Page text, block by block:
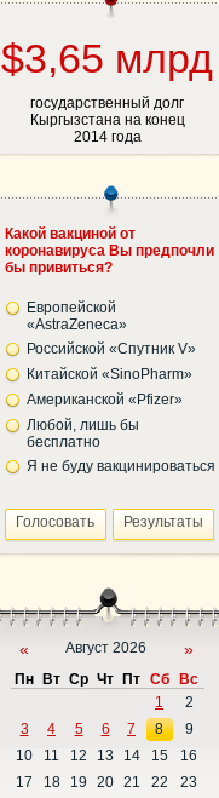
$3,65 млрд
государственный долг
Кыргызстана на конец
2014 года
Какой вакциной от
коронавируса Вы предпочли
бы привиться?
Европейской
«AstraZeneca»
Российской «Спутник V»
Китайской «SinoPharm»
Американской «Pfizer»
Любой, лишь бы
бесплатно
Я не буду вакцинироваться
« Август 2026 »
Пн Вт Ср Чт Пт Сб
Вс
1
2
3
4 5 6 7 8
9
10
11 12 13 14 15
16
17
18 19 20 21 22
23